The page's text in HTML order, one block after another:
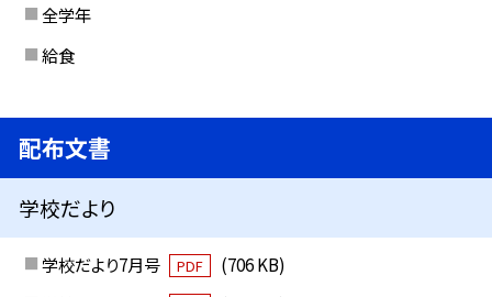
全学年
給食
配布文書
学校だより
学校だより7月号 PDF
(706 KB)